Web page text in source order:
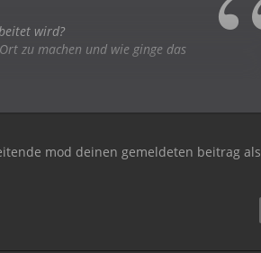
wird?
zu machen und wie ginge das
mod deinen gemeldeten beitrag als